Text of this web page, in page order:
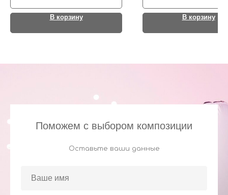
В корзину В корзину
Поможем с выбором композиции
Оставьте ваши данные